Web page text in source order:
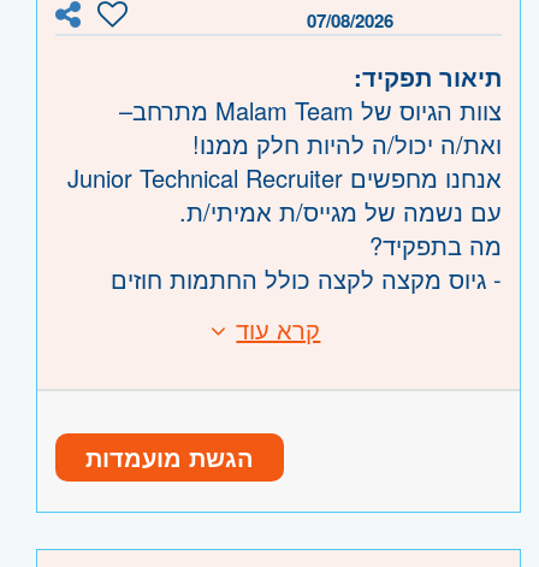
07/08/2026
תיאור תפקיד:
צוות הגיוס של Malam Team מתרחב–
ואת/ה יכול/ה להיות חלק ממנו!
אנחנו מחפשים Junior Technical Recruiter
עם נשמה של מגייס/ת אמיתי/ת.
מה בתפקיד?
- גיוס מקצה לקצה כולל החתמות חוזים
ופרונטליים, שיחות ממליצים
והכי חשוב? הרבה אנרגיות!
שעות: א’-ה’ 09:00-18:00
- יכולת עבודה תחת לחץ וריבוי משימות
- הבנה בעולם הטכנולוגי – יתרון משמעותי
משרה מלאה
קרא עוד
הגשת מועמדות